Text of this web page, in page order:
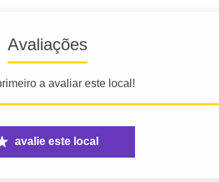
Avaliações
a avaliar este local!
avalie este local